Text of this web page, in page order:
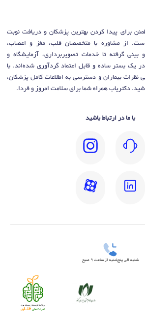
برای پیدا کردن بهترین پزشکان و دریافت نوبت
است. از مشاوره با متخصصان قلب، مغز و اعصاب،
گرفته تا خدمات تصویربرداری، آزمایشگاه و
یک بستر ساده و قابل اعتماد گردآوری شده‌اند. با
بیماران و دسترسی به اطلاعات کامل پزشکان،
دکتریاب همراه شما برای سلامت امروز و فردا.
با ما در ارتباط باشید
شنبه الی پنج‌شنبه از ساعت 9 صبح